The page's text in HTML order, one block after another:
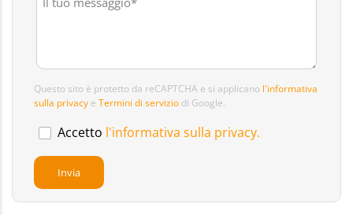
Questo sito è protetto da reCAPTCHA e si applicano l'informativa
sulla privacy e Termini di servizio di Google.
Accetto l'informativa sulla privacy.